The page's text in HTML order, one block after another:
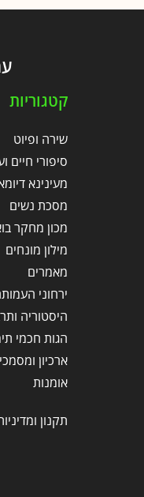
קטגוריות
שירה ופיוט
סיפורי חיים
מעינינא
מסכת נשים
מכון מחקר
מילון מונחים
מאמרים
ירחוני
היסטוריה
הגות חכמי
ארכיון
אומנות
תקנון